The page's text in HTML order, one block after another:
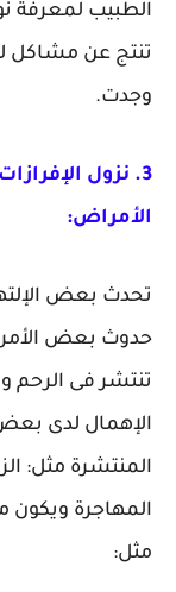
الطبيب لمعرفة
تنتج عن مشاكل
وجدت.
3. نزول
الأمراض:
تحدث بعض
حدوث بعض
تنتشر فى الرحم
الإهمال لدى
المنتشرة مثل:
المهاجرة
مثل: